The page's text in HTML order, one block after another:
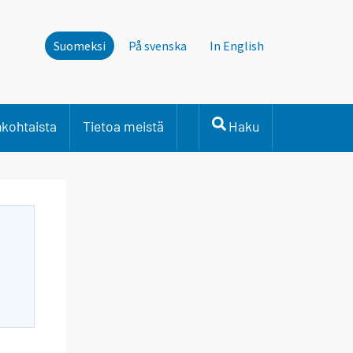
Suomeksi På svenska In English
Tietoa meistä Haku